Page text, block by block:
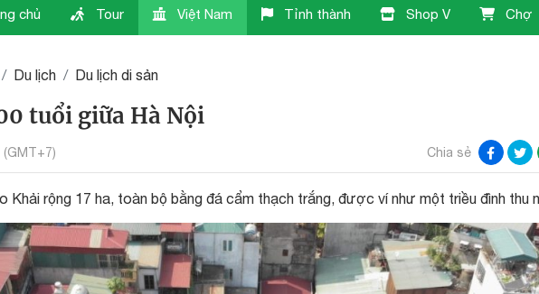
chủ Tour Việt Nam Tỉnh thành Shop V Chợ
Du lịch Du lịch di sản
tuổi giữa Hà Nội
Chia sẻ
Khải rộng 17 ha, toàn bộ bằng đá cẩm thạch trắng, được ví như một triều đình thu